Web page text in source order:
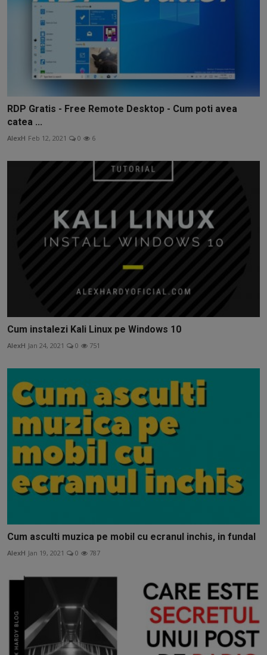
RDP Gratis - Free Remote Desktop - Cum poti avea
catea ...
AlexH Feb 12, 2021 0 6
Cum instalezi Kali Linux pe Windows 10
AlexH Jan 24, 2021 0 751
Cum asculti muzica pe mobil cu ecranul inchis, in fundal
AlexH Jan 19, 2021 0 787